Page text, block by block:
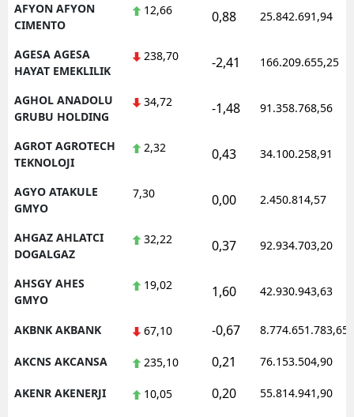
AFYON AFYON
CIMENTO
12,66 0,88 25.842.691,94
AGESA AGESA
HAYAT EMEKLILIK
238,70 -2,41 166.209.655,25
AGHOL ANADOLU
GRUBU HOLDING
34,72 -1,48 91.358.768,56
AGROT AGROTECH
TEKNOLOJI
2,32 0,43 34.100.258,91
AGYO ATAKULE
GMYO
7,30 0,00 2.450.814,57
AHGAZ AHLATCI
DOGALGAZ
32,22 0,37 92.934.703,20
AHSGY AHES
GMYO
19,02 1,60 42.930.943,63
AKBNK AKBANK 67,10 -0,67 8.774.651.783,65
AKCNS AKCANSA 235,10 0,21 76.153.504,90
AKENR AKENERJI 10,05 0,20 55.814.941,90